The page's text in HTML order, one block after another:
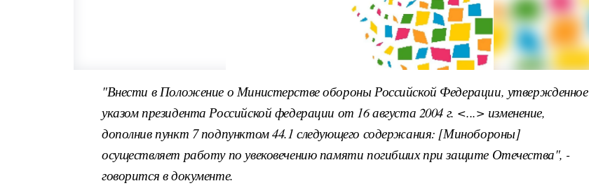
"Внести в Положение о Министерстве обороны Российской Федерации, утвержденное
указом президента Российской федерации от 16 августа 2004 г. <...> изменение,
дополнив пункт 7 подпунктом 44.1 следующего содержания: [Минобороны]
осуществляет работу по увековечению памяти погибших при защите Отечества", -
говорится в документе.